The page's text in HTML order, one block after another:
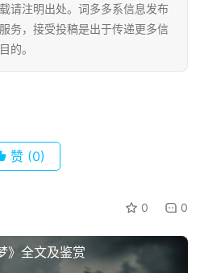
请注明出处。词多多系信息发布
务，接受投稿是出于传递更多信
的。
赞 (0)
0 0
》全文及鉴赏